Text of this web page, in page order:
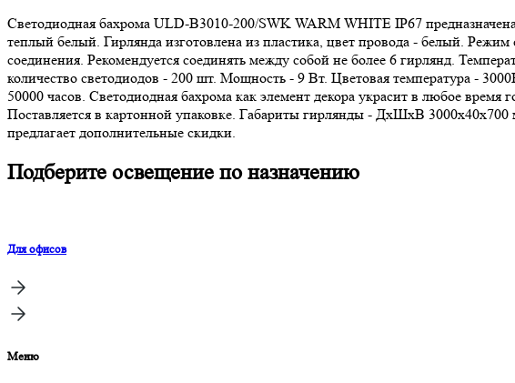
Светодиодная бахрома ULD-B3010-200/SWK WARM WHITE IP67
теплый белый. Гирлянда изготовлена из пластика, цвет провода - белый.
соединения. Рекомендуется соединять между собой не более 6 гирлянд.
количество светодиодов - 200 шт. Мощность - 9 Вт. Цветовая температура -
50000 часов. Светодиодная бахрома как элемент декора украсит в любое
Поставляется в картонной упаковке. Габариты гирлянды - ДхШхВ
предлагает дополнительные скидки.
Подберите освещение по назначению
Для офисов
Меню